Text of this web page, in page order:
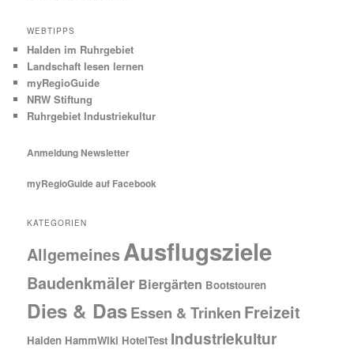
WEBTIPPS
Halden im Ruhrgebiet
Landschaft lesen lernen
myRegioGuide
NRW Stiftung
Ruhrgebiet Industriekultur
Anmeldung Newsletter
myRegioGuide auf Facebook
KATEGORIEN
AllgemeinesAusflugsziele
Baudenkmäler Biergärten Bootstouren
Dies & DasEssen & Trinken Freizeit
Halden HammWiki HotelTest Industriekultur